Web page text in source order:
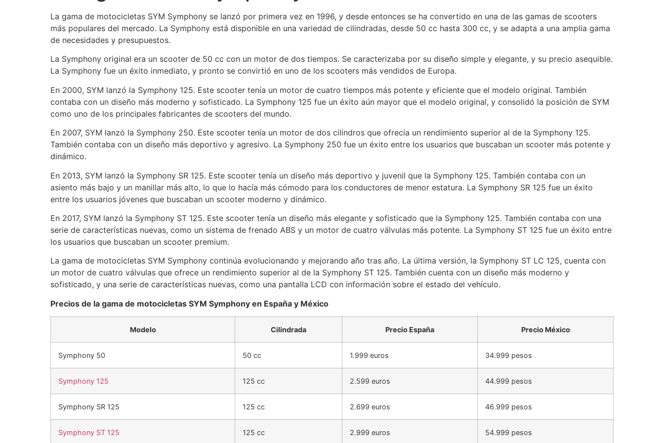
La gama de motocicletas SYM Symphony se lanzó por primera vez en 1996, y desde entonces se ha convertido en una de las gamas de scooters
más populares del mercado. La Symphony está disponible en una variedad de cilindradas, desde 50 cc hasta 300 cc, y se adapta a una amplia gama
de necesidades y presupuestos.
La Symphony original era un scooter de 50 cc con un motor de dos tiempos. Se caracterizaba por su diseño simple y elegante, y su precio asequible.
La Symphony fue un éxito inmediato, y pronto se convirtió en uno de los scooters más vendidos de Europa.
En 2000, SYM lanzó la Symphony 125. Este scooter tenía un motor de cuatro tiempos más potente y eficiente que el modelo original. También
contaba con un diseño más moderno y sofisticado. La Symphony 125 fue un éxito aún mayor que el modelo original, y consolidó la posición de SYM
como uno de los principales fabricantes de scooters del mundo.
En 2007, SYM lanzó la Symphony 250. Este scooter tenía un motor de dos cilindros que ofrecía un rendimiento superior al de la Symphony 125.
También contaba con un diseño más deportivo y agresivo. La Symphony 250 fue un éxito entre los usuarios que buscaban un scooter más potente y
dinámico.
En 2013, SYM lanzó la Symphony SR 125. Este scooter tenía un diseño más deportivo y juvenil que la Symphony 125. También contaba con un
asiento más bajo y un manillar más alto, lo que lo hacía más cómodo para los conductores de menor estatura. La Symphony SR 125 fue un éxito
entre los usuarios jóvenes que buscaban un scooter moderno y dinámico.
En 2017, SYM lanzó la Symphony ST 125. Este scooter tenía un diseño más elegante y sofisticado que la Symphony 125. También contaba con una
serie de características nuevas, como un sistema de frenado ABS y un motor de cuatro válvulas más potente. La Symphony ST 125 fue un éxito entre
los usuarios que buscaban un scooter premium.
La gama de motocicletas SYM Symphony continúa evolucionando y mejorando año tras año. La última versión, la Symphony ST LC 125, cuenta con
un motor de cuatro válvulas que ofrece un rendimiento superior al de la Symphony ST 125. También cuenta con un diseño más moderno y
sofisticado, y una serie de características nuevas, como una pantalla LCD con información sobre el estado del vehículo.
Precios de la gama de motocicletas SYM Symphony en España y México
Modelo Cilindrada Precio España Precio México
Symphony 50 50 cc 1.999 euros 34.999 pesos
Symphony 125 125 cc 2.599 euros 44.999 pesos
Symphony SR 125 125 cc 2.699 euros 46.999 pesos
Symphony ST 125 125 cc 2.999 euros 54.999 pesos